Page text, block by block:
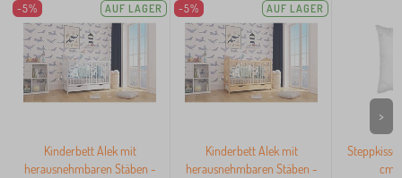
-5% AUF LAGER
Kinderbett Alek mit
herausnehmbaren Stäben -
-5% AUF LAGER
Kinderbett Alek mit
herausnehmbaren Stäben -
cm
>